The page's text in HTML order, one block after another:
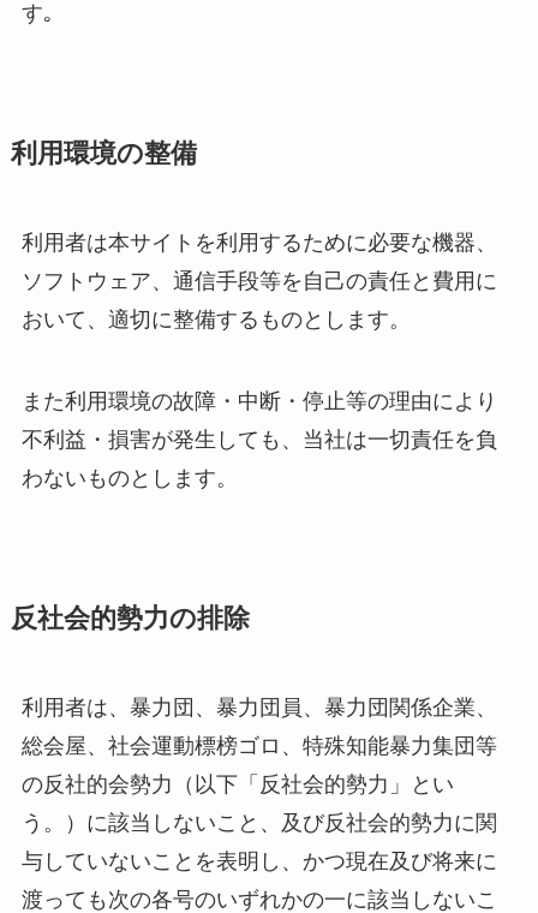
す｡
利用環境の整備
利用者は本サイトを利用するために必要な機器、
ソフトウェア、通信手段等を自己の責任と費用に
おいて、適切に整備するものとします。
また利用環境の故障・中断・停止等の理由により
不利益・損害が発生しても、当社は一切責任を負
わないものとします。
反社会的勢力の排除
利用者は、暴力団、暴力団員、暴力団関係企業、
総会屋、社会運動標榜ゴロ、特殊知能暴力集団等
の反社的会勢力（以下「反社会的勢力」とい
う。）に該当しないこと、及び反社会的勢力に関
与していないことを表明し、かつ現在及び将来に
渡っても次の各号のいずれかの一に該当しないこ